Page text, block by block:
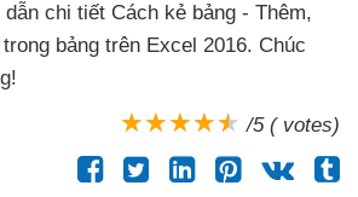
chi tiết Cách kẻ bảng - Thêm,
bảng trên Excel 2016. Chúc
/5 ( votes)